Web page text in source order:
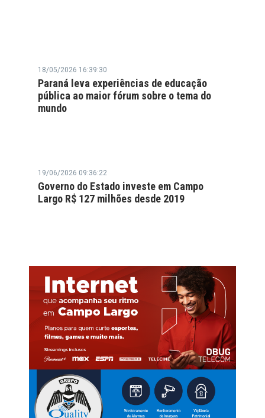
18/05/2026 16:39:30
Paraná leva experiências de educação
pública ao maior fórum sobre o tema do
mundo
19/06/2026 09:36:22
Governo do Estado investe em Campo
Largo R$ 127 milhões desde 2019